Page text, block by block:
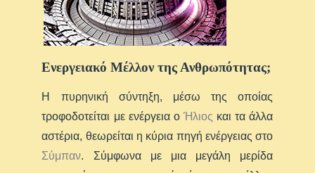
Ενεργειακό Μέλλον της Ανθρωπότητας;
Η πυρηνική σύντηξη, μέσω της οποίας
τροφοδοτείται με ενέργεια οΉλιος και τα άλλα
αστέρια, θεωρείται η κύρια πηγή ενέργειας στο
Σύμπαν. Σύμφωνα με μια μεγάλη μερίδα